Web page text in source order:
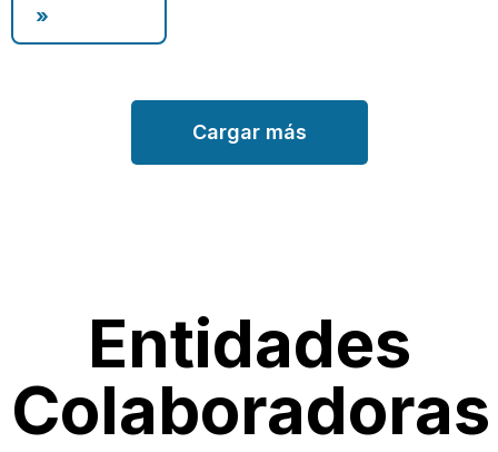
»
Cargar más
Entidades
Colaboradoras